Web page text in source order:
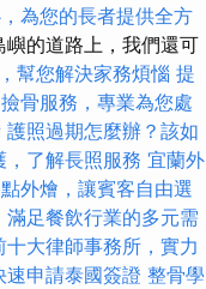
為您的長者提供全方
嶼的道路上，我們還可
幫您解決家務煩惱 提
撿骨服務，專業為您處
護照過期怎麼辦？該如
，了解長照服務 宜蘭外
外燴，讓賓客自由選
足餐飲行業的多元需
十大律師事務所，實力
速申請泰國簽證 整骨學